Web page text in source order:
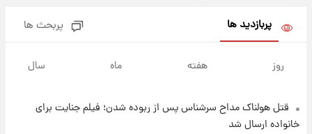
جدول
۱۷ ساعت پیش
پربازدید ها پربحث ها
روز هفته ماه سال
قتل هولناک مداح سرشناس پس از ربوده شدن؛ فیلم جنایت برای
خانواده ارسال شد